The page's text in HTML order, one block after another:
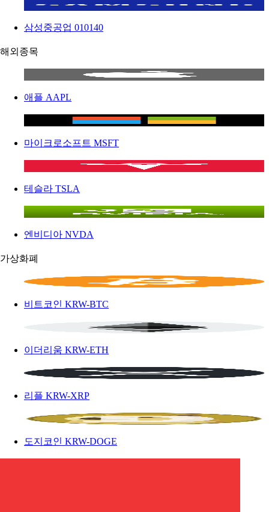
삼성중공업 010140
해외종목
애플 AAPL
마이크로소프트 MSFT
테슬라 TSLA
엔비디아 NVDA
가상화폐
비트코인 KRW-BTC
이더리움 KRW-ETH
리플 KRW-XRP
도지코인 KRW-DOGE